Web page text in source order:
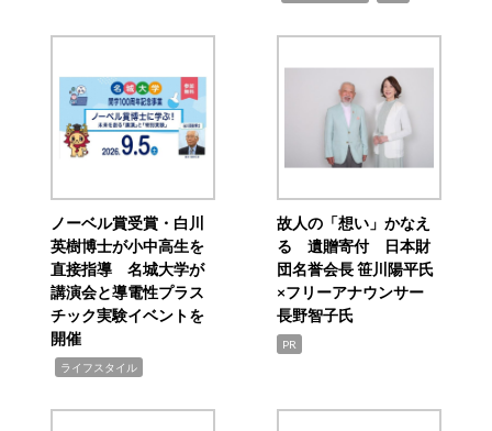
ノーベル賞受賞・白川
英樹博士が小中高生を
直接指導 名城大学が
講演会と導電性プラス
チック実験イベントを
開催
ライフスタイル
故人の「想い」かなえ
る 遺贈寄付 日本財
団名誉会長 笹川陽平氏
×フリーアナウンサー
長野智子氏
PR